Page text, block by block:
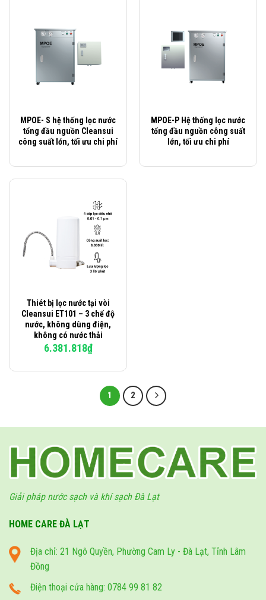
MPOE- S hệ thống lọc nước
tổng đầu nguồn Cleansui
công suất lớn, tối ưu chi phí
MPOE-P Hệ thống lọc nước
tổng đầu nguồn công suất
lớn, tối ưu chi phí
Thiét bị lọc nước tại vòi
Cleansui ET101 – 3 chế độ
nước, không dùng điện,
không có nước thải
6.381.818₫
1 2
Giải pháp nước sạch và khí sạch Đà Lạt
HOME CARE ĐÀ LẠT
Địa chỉ: 21 Ngô Quyền, Phường Cam Ly - Đà Lạt, Tỉnh Lâm
Đồng
Điện thoại cửa hàng: 0784 99 81 82